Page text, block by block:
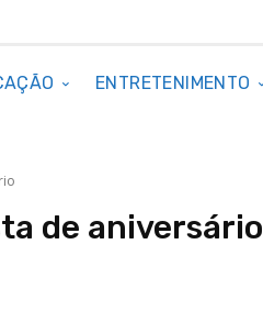
ENTRETENIMENTO
de aniversário